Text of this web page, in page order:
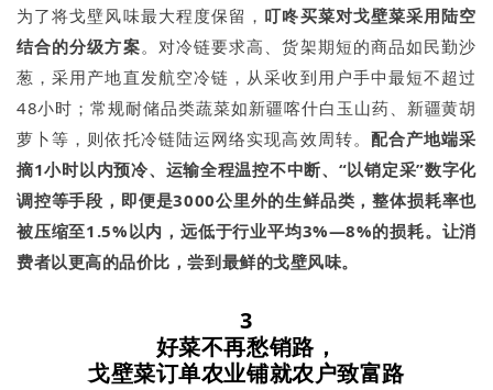
为了将戈壁风味最大程度保留， 叮咚买菜对戈壁菜采用陆空
结合的分级方案。对冷链要求高、货架期短的商品如民勤沙
葱，采用产地直发航空冷链，从采收到用户手中最短不超过
48小时；常规耐储品类蔬菜如新疆喀什白玉山药、新疆黄胡
萝卜等，则依托冷链陆运网络实现高效周转。 配合产地端采
摘1小时以内预冷、 运输全程温控不中断、“以销定采”数字化
调控等手段， 即便是3000公里外的生鲜品类 ，整体损耗率也
被压缩至1.5%以内 ， 远低于行业平均3%—8%的损耗。 让消
费者以更高的品价比，尝到最鲜的戈壁风味。
3
好菜不再愁销路，
戈壁菜订单农业铺就农户致富路